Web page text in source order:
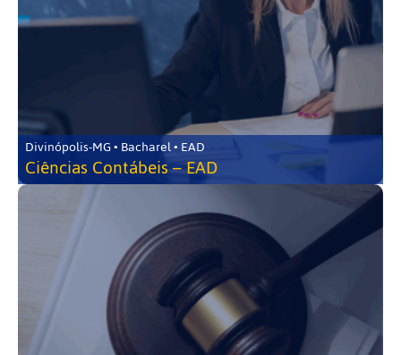
Divinópolis-MG • Bacharel • EAD
Ciências Contábeis – EAD